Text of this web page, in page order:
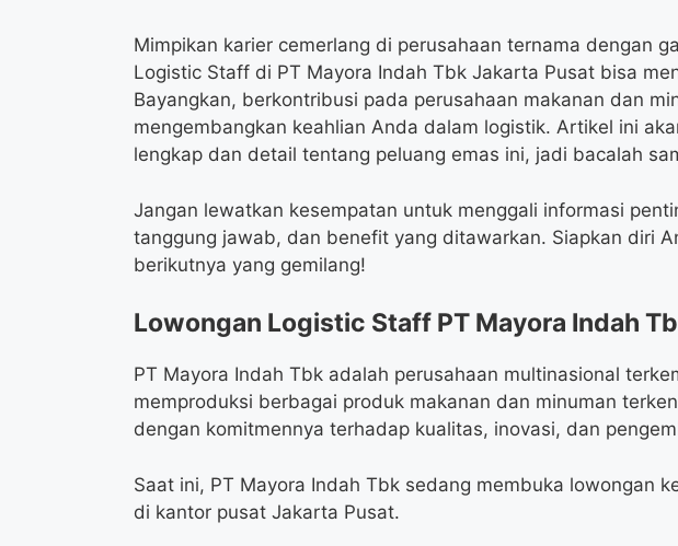
Mimpikan karier cemerlang di perusahaan ternama dengan
Logistic Staff di PT Mayora Indah Tbk Jakarta Pusat bisa
Bayangkan, berkontribusi pada perusahaan makanan dan
mengembangkan keahlian Anda dalam logistik. Artikel ini
lengkap dan detail tentang peluang emas ini, jadi bacalah
Jangan lewatkan kesempatan untuk menggali informasi
tanggung jawab, dan benefit yang ditawarkan. Siapkan diri
berikutnya yang gemilang!
Lowongan Logistic Staff PT Mayora Indah
PT Mayora Indah Tbk adalah perusahaan multinasional
memproduksi berbagai produk makanan dan minuman
dengan komitmennya terhadap kualitas, inovasi, dan
Saat ini, PT Mayora Indah Tbk sedang membuka lowongan
di kantor pusat Jakarta Pusat.